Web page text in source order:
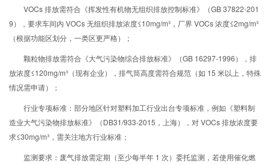
VOCs 排放需符合《挥发性有机物无组织排放控制标准》（GB 37822-201
9），要求车间内 VOCs 无组织排放浓度≤10mg/m³，厂界 VOCs 浓度≤2mg/m³
（根据功能区划分，一类区更严格）；
颗粒物排放需符合《大气污染物综合排放标准》（GB 16297-1996），排
放浓度≤120mg/m³（现有企业），排气筒高度需符合规范（如 15 米以上，特殊
情况需申请）；
行业专项标准：部分地区针对塑料加工行业出台专项标准，例如《塑料制
造业大气污染物排放标准》（DB31/933-2015，上海），对 VOCs 排放浓度要
求≤30mg/m³，需关注地方行业标准；
监测要求：废气排放需定期（至少每半年 1 次）委托监测，若使用催化燃